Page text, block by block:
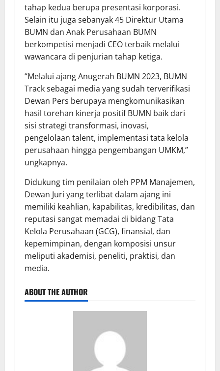
tahap kedua berupa presentasi korporasi.
Selain itu juga sebanyak 45 Direktur Utama
BUMN dan Anak Perusahaan BUMN
berkompetisi menjadi CEO terbaik melalui
wawancara di penjurian tahap ketiga.
“Melalui ajang Anugerah BUMN 2023, BUMN
Track sebagai media yang sudah terverifikasi
Dewan Pers berupaya mengkomunikasikan
hasil torehan kinerja positif BUMN baik dari
sisi strategi transformasi, inovasi,
pengelolaan talent, implementasi tata kelola
perusahaan hingga pengembangan UMKM,”
ungkapnya.
Didukung tim penilaian oleh PPM Manajemen,
Dewan Juri yang terlibat dalam ajang ini
memiliki keahlian, kapabilitas, kredibilitas, dan
reputasi sangat memadai di bidang Tata
Kelola Perusahaan (GCG), finansial, dan
kepemimpinan, dengan komposisi unsur
meliputi akademisi, peneliti, praktisi, dan
media.
ABOUT THE AUTHOR